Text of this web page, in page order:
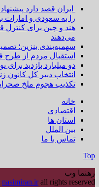
ایران قصد دارد
را به سعودی و امارات
هند و چین برای
می‌دهند
سهمیه‌بندی بنزین؛
استقبال مردم از
دو میلیارد بازدید برای
انتخاب دبیر کل کانون
تکذیب هجوم ملخ
خانه
اقتصادی
استان ها
بین الملل
تماس با ما
Top
رهنما وب
nasimiran.irall rights reserved